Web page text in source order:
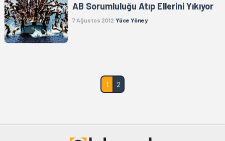
AB Sorumluluğu Atıp Ellerini Yıkıyor
7 Ağustos 2012 Yüce Yöney
1 2